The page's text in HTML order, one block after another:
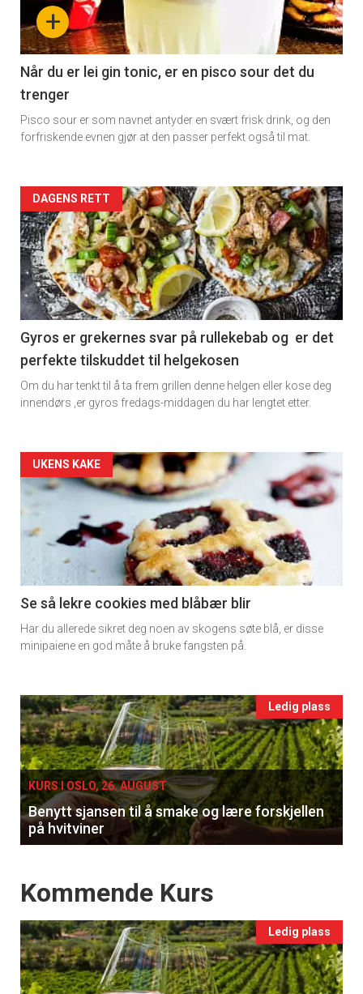
section
11
Dagens
rett
+
Når du er lei gin tonic, er en pisco sour det du
trenger
Pisco sour er som navnet antyder en svært frisk drink, og den
forfriskende evnen gjør at den passer perfekt også til mat.
Artikler
detail
-
section
11
Dagens
rett
DAGENS RETT
Gyros er grekernes svar på rullekebab og er det
perfekte tilskuddet til helgekosen
Om du har tenkt til å ta frem grillen denne helgen eller kose deg
innendørs ,er gyros fredags-middagen du har lengtet etter.
Artikler
detail
-
section
11
Ukens
UKENS KAKE
Se så lekre cookies med blåbær blir
Har du allerede sikret deg noen av skogens søte blå, er disse
minipaiene en god måte å bruke fangsten på.
Events
single
Ledig plass
KURS I OSLO, 26. AUGUST
Benytt sjansen til å smake og lære forskjellen
på hvitviner
Events
Kommende Kurs
Ledig plass